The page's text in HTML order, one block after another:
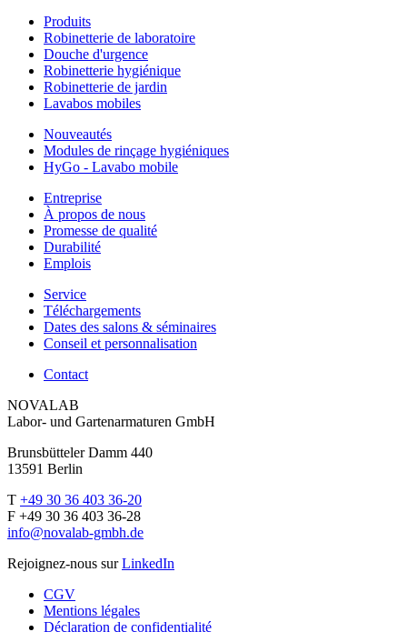
Produits
Robinetterie de laboratoire
Douche d'urgence
Robinetterie hygiénique
Robinetterie de jardin
Lavabos mobiles
Nouveautés
Modules de rinçage hygiéniques
HyGo - Lavabo mobile
Entreprise
À propos de nous
Promesse de qualité
Durabilité
Emplois
Service
Téléchargements
Dates des salons & séminaires
Conseil et personnalisation
Contact
NOVALAB
Labor- und Gartenarmaturen GmbH
Brunsbütteler Damm 440
13591 Berlin
T +49 30 36 403 36-20
F +49 30 36 403 36-28
info@novalab-gmbh.de
Rejoignez-nous surLinkedIn
CGV
Mentions légales
Déclaration de confidentialité